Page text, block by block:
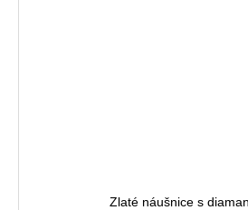
Zlaté náušnice s